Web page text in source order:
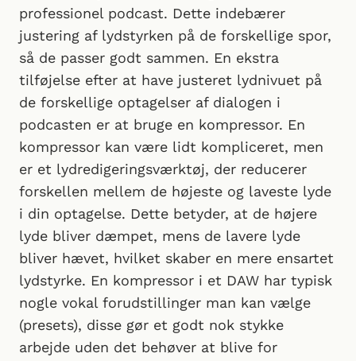
professionel podcast. Dette indebærer
justering af lydstyrken på de forskellige spor,
så de passer godt sammen. En ekstra
tilføjelse efter at have justeret lydnivuet på
de forskellige optagelser af dialogen i
podcasten er at bruge en kompressor. En
kompressor kan være lidt kompliceret, men
er et lydredigeringsværktøj, der reducerer
forskellen mellem de højeste og laveste lyde
i din optagelse. Dette betyder, at de højere
lyde bliver dæmpet, mens de lavere lyde
bliver hævet, hvilket skaber en mere ensartet
lydstyrke. En kompressor i et DAW har typisk
nogle vokal forudstillinger man kan vælge
(presets), disse gør et godt nok stykke
arbejde uden det behøver at blive for